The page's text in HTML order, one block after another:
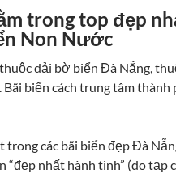
trong top đẹp
Non Nước
dải bờ biển Đà Nẵng,
Bãi biển cách trung tâm thành
trong các bãi biển đẹp Đà
“đẹp nhất hành tinh” (do tạp